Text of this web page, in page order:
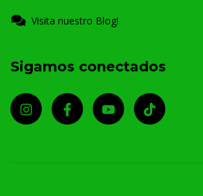
Visita nuestro Blog!
Sigamos conectados